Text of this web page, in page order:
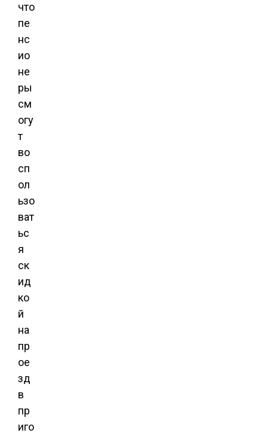
что
пе
нс
ио
не
ры
см
огу
т
во
сп
ол
ьзо
ват
ьс
я
ск
ид
ко
й
на
пр
ое
зд
в
пр
иго